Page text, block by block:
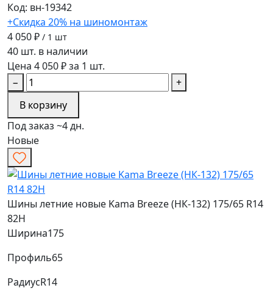
Код: вн-19342
+Скидка 20% на шиномонтаж
4 050 ₽ / 1 шт
40 шт. в наличии
Цена 4 050 ₽ за 1 шт.
−
+
В корзину
Под заказ ~4 дн.
Новые
Шины летние новые Kama Breeze (НК-132) 175/65 R14
82H
Ширина175
Профиль65
РадиусR14